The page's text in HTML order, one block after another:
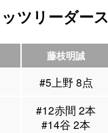
ツリーダース
藤枝明誠
#5上野 8点
#12赤間 2本
#14谷 2本